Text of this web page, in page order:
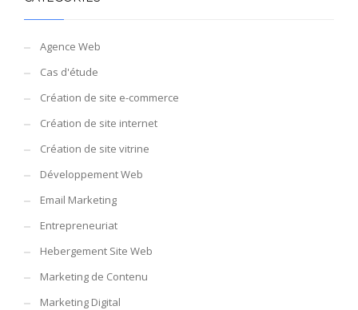
Agence Web
Cas d'étude
Création de site e-commerce
Création de site internet
Création de site vitrine
Développement Web
Email Marketing
Entrepreneuriat
Hebergement Site Web
Marketing de Contenu
Marketing Digital